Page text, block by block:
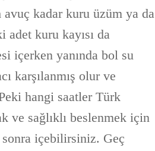
avuç kadar kuru üzüm ya da
kuru kayısı da
içerken yanında bol su
karşılanmış olur ve
hangi saatler Türk
ve sağlıklı beslenmek için
sonra içebilirsiniz. Geç